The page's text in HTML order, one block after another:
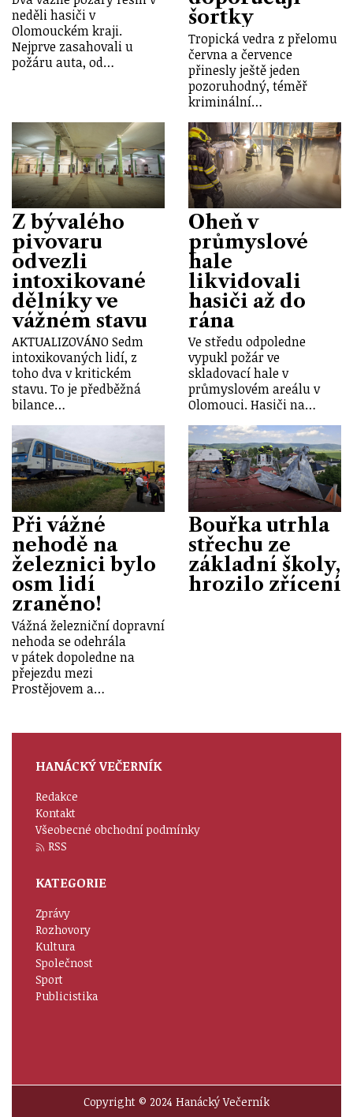
neděli hasiči v
Olomouckém kraji.
Nejprve zasahovali u
požáru auta, od…
šortky
Tropická vedra z přelomu
června a července
přinesly ještě jeden
pozoruhodný, téměř
kriminální…
Z bývalého
pivovaru
odvezli
intoxikované
dělníky ve
vážném stavu
AKTUALIZOVÁNO Sedm
intoxikovaných lidí, z
toho dva v kritickém
stavu. To je předběžná
bilance…
Oheň v
průmyslové
hale
likvidovali
hasiči až do
rána
Ve středu odpoledne
vypukl požár ve
skladovací hale v
průmyslovém areálu v
Olomouci. Hasiči na…
Při vážné
nehodě na
železnici bylo
osm lidí
zraněno!
Vážná železniční dopravní
nehoda se odehrála
v pátek dopoledne na
přejezdu mezi
Prostějovem a…
Bouřka utrhla
střechu ze
základní školy,
hrozilo zřícení
HANÁCKÝ VEČERNÍK
Redakce
Kontakt
Všeobecné obchodní podmínky
RSS
KATEGORIE
Zprávy
Rozhovory
Kultura
Společnost
Sport
Publicistika
Copyright © 2024 Hanácký Večerník